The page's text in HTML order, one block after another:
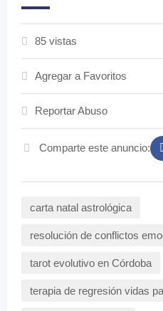
85 vistas
Agregar a Favoritos
Reportar Abuso
Comparte este anuncio:
carta natal astrológica
resolución de conflictos
tarot evolutivo en Córdoba
terapia de regresión vidas